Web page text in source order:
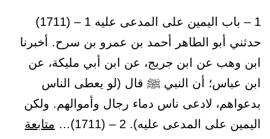
1 – باب اليمين على المدعى عليه 1 – (1711)
حدثني أبو الطاهر أحمد بن عمرو بن سرح. أخبرنا
ابن وهب عن ابن جريج، عن ابن أبي مليكة، عن
ابن عباس؛ أن النبي ﷺ قال (لو يعطى الناس
بدعواهم، لادعى ناس دماء رجال وأموالهم. ولكن
اليمين على المدعى عليه). 2 – (1711)…
متابعة